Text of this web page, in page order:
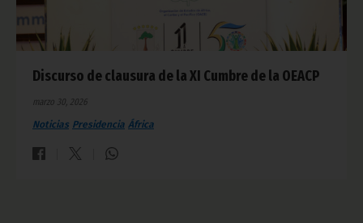
Discurso de clausura de la XI Cumbre de la OEACP
marzo 30, 2026
Noticias Presidencia África